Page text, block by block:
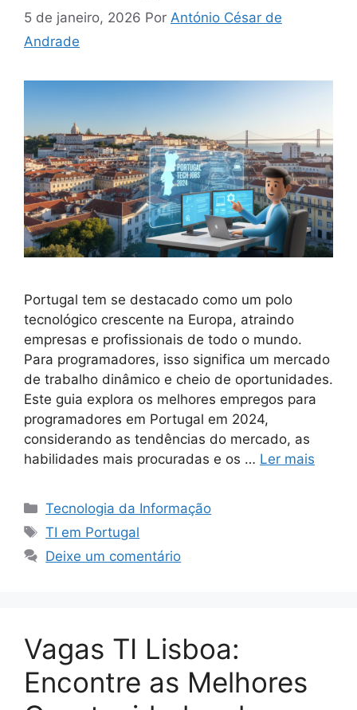
5 de janeiro, 2026 Por António César de
Andrade
Portugal tem se destacado como um polo
tecnológico crescente na Europa, atraindo
empresas e profissionais de todo o mundo.
Para programadores, isso significa um mercado
de trabalho dinâmico e cheio de oportunidades.
Este guia explora os melhores empregos para
programadores em Portugal em 2024,
considerando as tendências do mercado, as
habilidades mais procuradas e os … Ler mais
Categorias
Tecnologia da Informação
Tags
TI em Portugal
Deixe um comentário
Vagas TI Lisboa:
Encontre as Melhores